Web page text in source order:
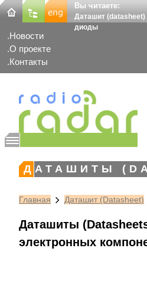
Вы читаете:
Даташит (datasheet)
диоды
Новости
О проекте
Контакты
ДАТАШИТЫ
Главная Даташит (Datasheet)
Даташиты
электронных